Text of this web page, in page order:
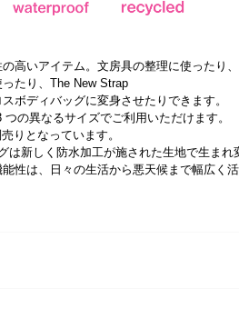
高いアイテム。文房具の整理に使ったり、
たり、The New Strap
ボディバッグに変身させたりできます。
の異なるサイズでご利用いただけます。
りとなっています。
は新しく防水加工が施された生地で生まれ
性は、日々の生活から悪天候まで幅広く活